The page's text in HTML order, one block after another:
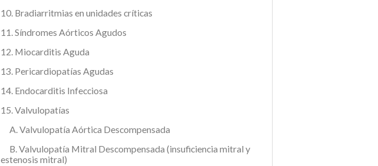
10. Bradiarritmias en unidades críticas
11. Síndromes Aórticos Agudos
12. Miocarditis Aguda
13. Pericardiopatías Agudas
14. Endocarditis Infecciosa
15. Valvulopatías
A. Valvulopatía Aórtica Descompensada
B. Valvulopatía Mitral Descompensada (insuficiencia mitral y
estenosis mitral)